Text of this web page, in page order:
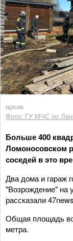
архив
Фото: ГУ МЧС по
Больше 400
Ломоносовском
соседей в это
Два дома и гараж
"Возрождение" на
рассказали
Общая площадь
метра.